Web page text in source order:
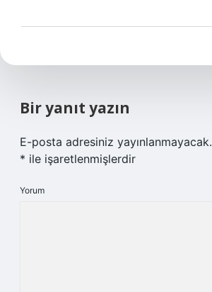
Bir yanıt yazın
E-posta adresiniz yayınlanmayacak.
* ile işaretlenmişlerdir
Yorum